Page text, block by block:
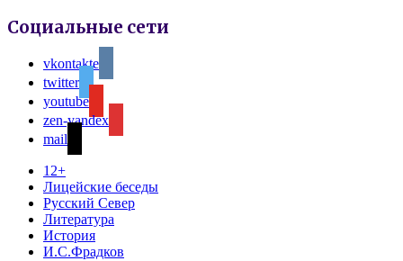
Социальные сети
vkontakte
twitter
youtube
zen-yandex
mail
12+
Лицейские беседы
Русский Север
Литература
История
И.С.Фрадков